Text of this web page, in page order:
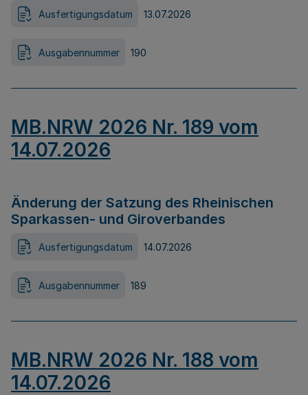
Ausfertigungsdatum 13.07.2026
Ausgabennummer 190
MB.NRW 2026 Nr. 189 vom
14.07.2026
Änderung der Satzung des Rheinischen
Sparkassen- und Giroverbandes
Ausfertigungsdatum 14.07.2026
Ausgabennummer 189
MB.NRW 2026 Nr. 188 vom
14.07.2026